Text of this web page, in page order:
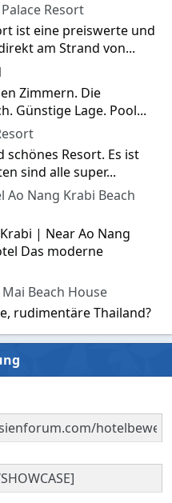
Resort
ist eine preiswerte und
am Strand von...
Zimmern. Die
Günstige Lage. Pool...
schönes Resort. Es ist
sind alle super...
Ao Nang Krabi Beach
| Near Ao Nang
Das moderne
Beach House
rudimentäre Thailand?